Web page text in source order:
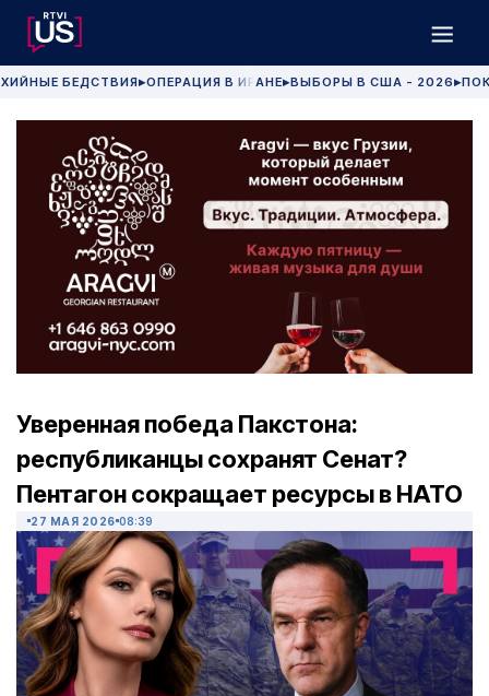
БЕДСТВИЯ▶ОПЕРАЦИЯ В ИРАНЕ▶ВЫБОРЫ В США - 2026 ▶
Уверенная победа Пакстона:
республиканцы сохранят Сенат?
Пентагон сокращает ресурсы в НАТО
27 МАЯ 2026 08:39